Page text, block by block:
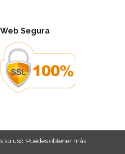
Web Segura
su uso. Puedes obtener más